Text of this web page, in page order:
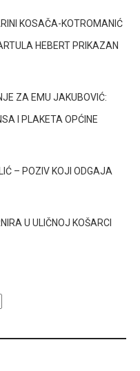
KOSAČA-KOTROMANIĆ
HEBERT PRIKAZAN
ZA EMU JAKUBOVIĆ:
I PLAKETA OPĆINE
– POZIV KOJI ODGAJA
U ULIČNOJ KOŠARCI